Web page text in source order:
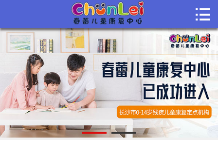
关于我们
课程介绍
课堂风采
师资团队
机构动态
